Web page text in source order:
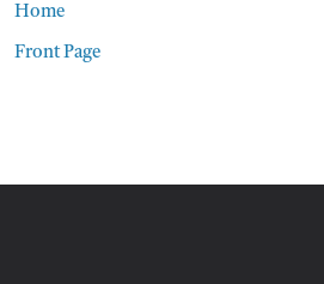
Home
Front Page